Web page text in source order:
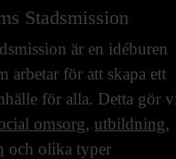
Stadsmission
är en idéburen
arbetar för att skapa ett
för alla. Detta gör
omsorg, utbildning,
och olika typer